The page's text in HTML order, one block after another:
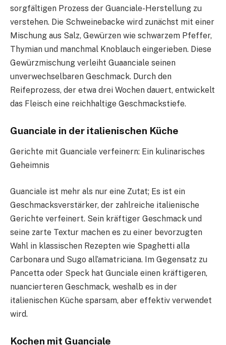
sorgfältigen Prozess der Guanciale-Herstellung zu
verstehen. Die Schweinebacke wird zunächst mit einer
Mischung aus Salz, Gewürzen wie schwarzem Pfeffer,
Thymian und manchmal Knoblauch eingerieben. Diese
Gewürzmischung verleiht Guaanciale seinen
unverwechselbaren Geschmack. Durch den
Reifeprozess, der etwa drei Wochen dauert, entwickelt
das Fleisch eine reichhaltige Geschmackstiefe.
Guanciale in der italienischen Küche
Gerichte mit Guanciale verfeinern: Ein kulinarisches
Geheimnis
Guanciale ist mehr als nur eine Zutat; Es ist ein
Geschmacksverstärker, der zahlreiche italienische
Gerichte verfeinert. Sein kräftiger Geschmack und
seine zarte Textur machen es zu einer bevorzugten
Wahl in klassischen Rezepten wie Spaghetti alla
Carbonara und Sugo all’amatriciana. Im Gegensatz zu
Pancetta oder Speck hat Gunciale einen kräftigeren,
nuancierteren Geschmack, weshalb es in der
italienischen Küche sparsam, aber effektiv verwendet
wird.
Kochen mit Guanciale